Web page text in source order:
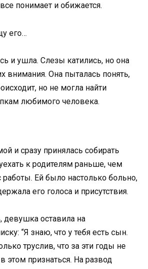
понимает и обижается.
его…
и ушла. Слезы катились, но она
внимания. Она пыталась понять,
но не могла найти
любимого человека.
и сразу принялась собирать
к родителям раньше, чем
работы. Ей было настолько больно,
его голоса и присутствия.
девушка оставила на
“Я знаю, что у тебя есть сын.
труслив, что за эти годы не
этом признаться. На развод